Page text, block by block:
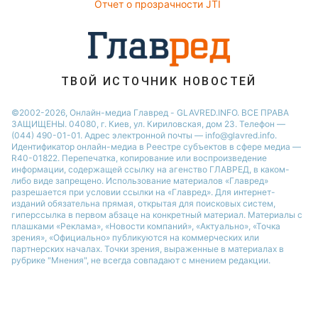
Ольга Сумская
Праздничное меню
Отчет о прозрачности JTI
ТВОЙ ИСТОЧНИК НОВОСТЕЙ
©2002-2026, Онлайн-медиа Главред - GLAVRED.INFO. ВСЕ ПРАВА
ЗАЩИЩЕНЫ. 04080, г. Киев, ул. Кириловская, дом 23. Телефон —
(044) 490-01-01. Адрес электронной почты — info@glavred.info.
Идентификатор онлайн-медиа в Реестре cубъектов в сфере медиа —
R40-01822. Перепечатка, копирование или воспроизведение
информации, содержащей ссылку на агенство ГЛАВРЕД, в каком-
либо виде запрещено. Использование материалов «Главред»
разрешается при условии ссылки на «Главред». Для интернет-
изданий обязательна прямая, открытая для поисковых систем,
гиперссылка в первом абзаце на конкретный материал. Материалы с
плашками «Реклама», «Новости компаний», «Актуально», «Точка
зрения», «Официально» публикуются на коммерческих или
партнерских началах. Точки зрения, выраженные в материалах в
рубрике "Мнения", не всегда совпадают с мнением редакции.